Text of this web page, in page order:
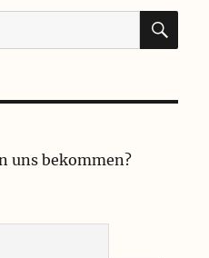
uns bekommen?